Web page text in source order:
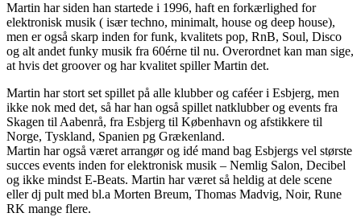
Martin har siden han startede i 1996, haft en forkærlighed for
elektronisk musik ( især techno, minimalt, house og deep house),
men er også skarp inden for funk, kvalitets pop, RnB, Soul, Disco
og alt andet funky musik fra 60érne til nu. Overordnet kan man sige,
at hvis det groover og har kvalitet spiller Martin det.
Martin har stort set spillet på alle klubber og caféer i Esbjerg, men
ikke nok med det, så har han også spillet natklubber og events fra
Skagen til Aabenrå, fra Esbjerg til København og afstikkere til
Norge, Tyskland, Spanien pg Grækenland.
Martin har også været arrangør og idé mand bag Esbjergs vel største
succes events inden for elektronisk musik – Nemlig Salon, Decibel
og ikke mindst E-Beats. Martin har været så heldig at dele scene
eller dj pult med bl.a Morten Breum, Thomas Madvig, Noir, Rune
RK mange flere.